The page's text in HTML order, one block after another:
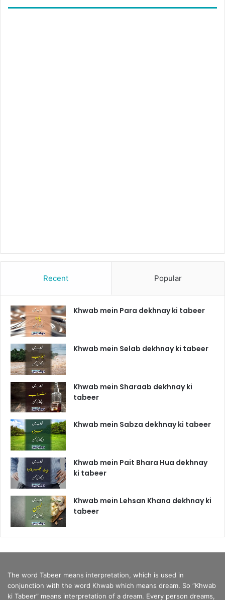
Recent Popular
Khwab mein Para dekhnay ki tabeer
Khwab mein Selab dekhnay ki tabeer
Khwab mein Sharaab dekhnay ki
tabeer
Khwab mein Sabza dekhnay ki tabeer
Khwab mein Pait Bhara Hua dekhnay
ki tabeer
Khwab mein Lehsan Khana dekhnay ki
tabeer
The word Tabeer means interpretation, which is used in
conjunction with the word Khwab which means dream. So “Khwab
ki Tabeer” means interpretation of a dream. Every person dreams,